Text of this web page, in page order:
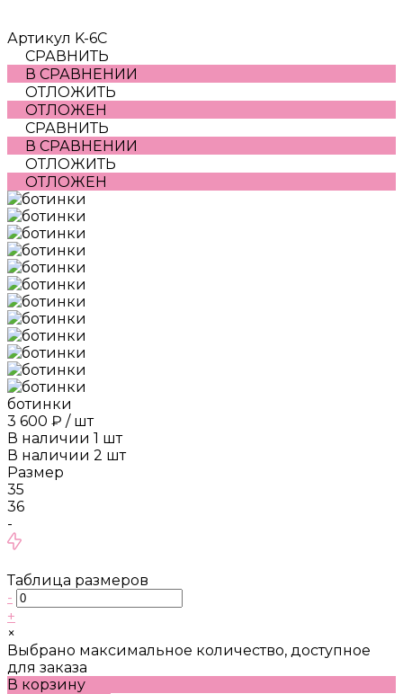
Артикул K-6С
СРАВНИТЬ
В СРАВНЕНИИ
ОТЛОЖИТЬ
ОТЛОЖЕН
СРАВНИТЬ
В СРАВНЕНИИ
ОТЛОЖИТЬ
ОТЛОЖЕН
ботинки
3 600 ₽ / шт
В наличии 1 шт
В наличии 2 шт
Размер
35
36
-
Таблица размеров
-
+
×
Выбрано максимальное количество, доступное
для заказа
В корзину